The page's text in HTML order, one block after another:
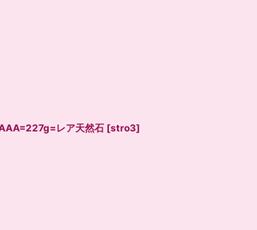
レア天然石 [stro3]